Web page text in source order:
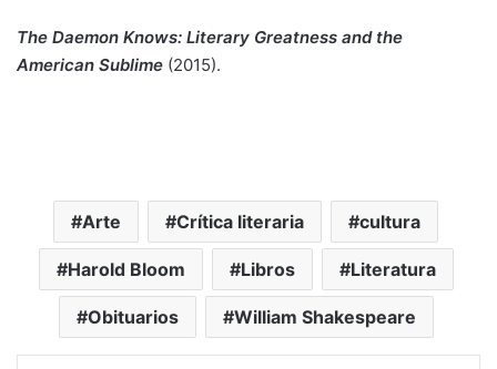
The Daemon Knows: Literary Greatness and the
American Sublime (2015).
Arte Crítica literaria cultura
Harold Bloom Libros Literatura
Obituarios William Shakespeare